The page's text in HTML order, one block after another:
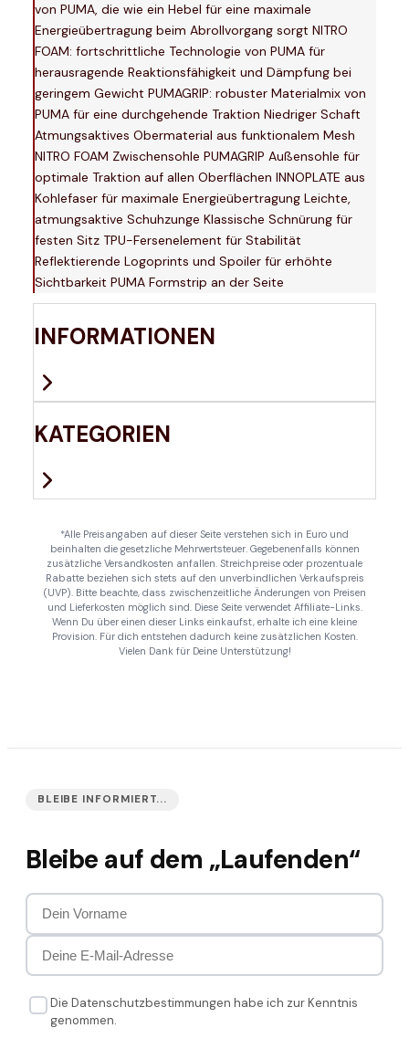
von PUMA, die wie ein Hebel für eine maximale
Energieübertragung beim Abrollvorgang sorgt NITRO
FOAM: fortschrittliche Technologie von PUMA für
herausragende Reaktionsfähigkeit und Dämpfung bei
geringem Gewicht PUMAGRIP: robuster Materialmix von
PUMA für eine durchgehende Traktion Niedriger Schaft
Atmungsaktives Obermaterial aus funktionalem Mesh
NITRO FOAM Zwischensohle PUMAGRIP Außensohle für
optimale Traktion auf allen Oberflächen INNOPLATE aus
Kohlefaser für maximale Energieübertragung Leichte,
atmungsaktive Schuhzunge Klassische Schnürung für
festen Sitz TPU-Fersenelement für Stabilität
Reflektierende Logoprints und Spoiler für erhöhte
Sichtbarkeit PUMA Formstrip an der Seite
INFORMATIONEN
KATEGORIEN
*Alle Preisangaben auf dieser Seite verstehen sich in Euro und
beinhalten die gesetzliche Mehrwertsteuer. Gegebenenfalls können
zusätzliche Versandkosten anfallen. Streichpreise oder prozentuale
Rabatte beziehen sich stets auf den unverbindlichen Verkaufspreis
(UVP). Bitte beachte, dass zwischenzeitliche Änderungen von Preisen
und Lieferkosten möglich sind. Diese Seite verwendet Affiliate-Links.
Wenn Du über einen dieser Links einkaufst, erhalte ich eine kleine
Provision. Für dich entstehen dadurch keine zusätzlichen Kosten.
Vielen Dank für Deine Unterstützung!
BLEIBE INFORMIERT...
Bleibe auf dem „Laufenden“
Die Datenschutzbestimmungen habe ich zur Kenntnis
genommen.